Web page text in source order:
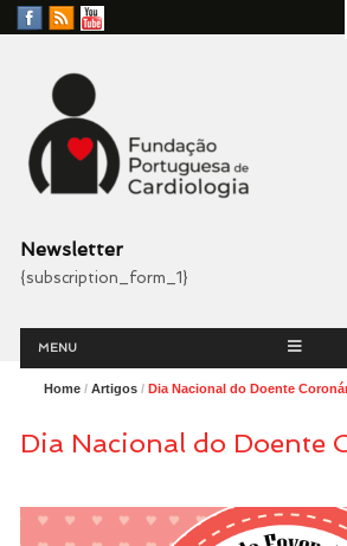
Facebook
RSS
YouTube
Fundação
Cardiologia
Newsletter
{subscription_form_1}
Menu
MENU
Home/ Artigos/ Dia Nacional do Doente
Dia Nacional do Doente